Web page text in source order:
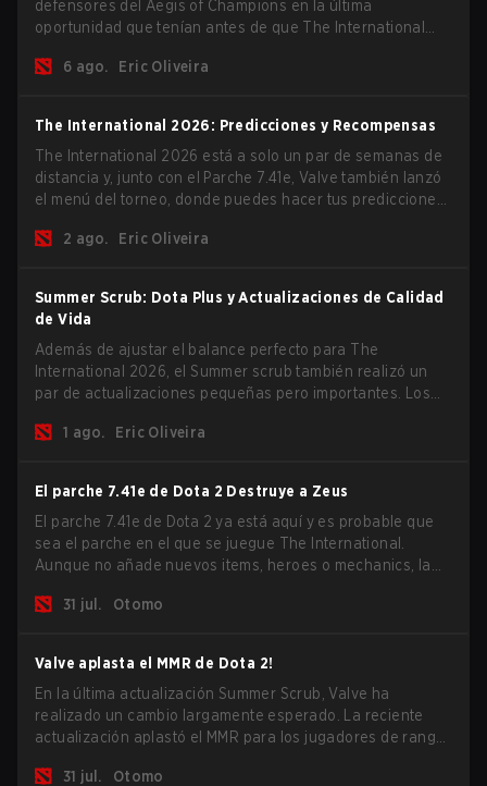
defensores del Aegis of Champions en la última
oportunidad que tenían antes de que The International
oportunidad de gloria eterna.
6 ago. Eric Oliveira
The International 2026: Predicciones y Recompensas
The International 2026 está a solo un par de semanas de
distancia y, junto con el Parche 7.41e, Valve también lanzó
el menú del torneo, donde puedes hacer tus predicciones
este año.
2 ago. Eric Oliveira
Summer Scrub: Dota Plus y Actualizaciones de Calidad
de Vida
Además de ajustar el balance perfecto para The
International 2026, el Summer scrub también realizó un
par de actualizaciones pequeñas pero importantes. Los
de desglose post-partida y ahora todos los jugadores
1 ago. Eric Oliveira
El parche 7.41e de Dota 2 Destruye a Zeus
El parche 7.41e de Dota 2 ya está aquí y es probable que
sea el parche en el que se juegue The International.
Aunque no añade nuevos items, heroes o mechanics, la
los mayores problemas del juego.
31 jul. Otomo
Valve aplasta el MMR de Dota 2!
En la última actualización Summer Scrub, Valve ha
realizado un cambio largamente esperado. La reciente
actualización aplastó el MMR para los jugadores de rango
31 jul.
Otomo